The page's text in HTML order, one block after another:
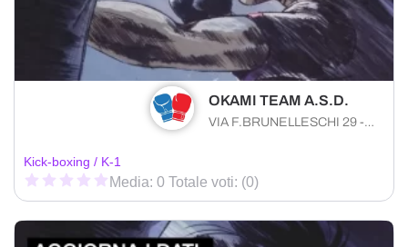
OKAMI TEAM A.S.D.
VIA F.BRUNELLESCHI 29 - S.MARIA AL BAGNO Nardò (LE) 73050 , Puglia
Kick-boxing / K-1
Media: 0 Totale voti: (0)